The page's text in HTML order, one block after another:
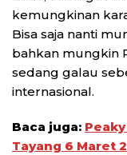
kemungkinan
Bisa saja nanti
bahkan mungkin
sedang galau
internasional.
Baca juga:
Tayang 6 Maret